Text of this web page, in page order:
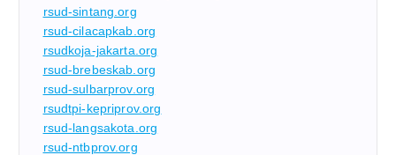
rsud-sintang.org
rsud-cilacapkab.org
rsudkoja-jakarta.org
rsud-brebeskab.org
rsud-sulbarprov.org
rsudtpi-kepriprov.org
rsud-langsakota.org
rsud-ntbprov.org